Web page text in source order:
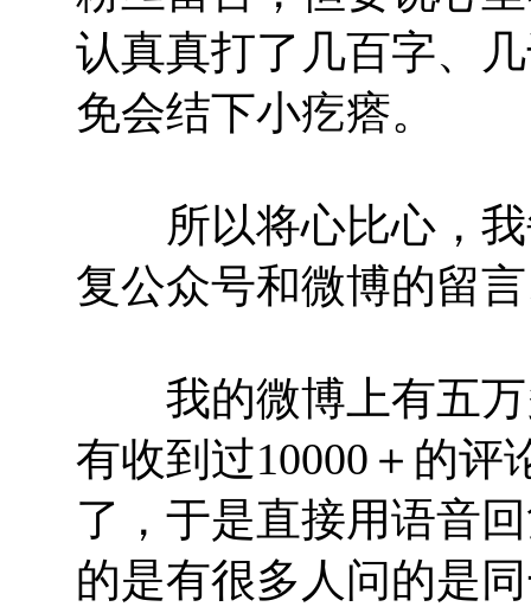
认真真打了几百字、
免会结下小疙瘩。
所以将心比心，我
复公众号和微博的留
我的微博上有五万
有收到过10000＋的评
了，于是直接用语音
的是有很多人问的是